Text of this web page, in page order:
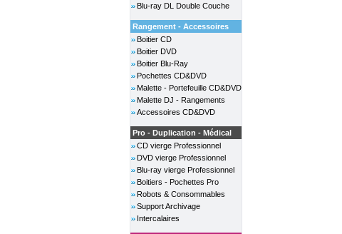
Blu-ray DL Double Couche
Rangement - Accessoires
Boitier CD
Boitier DVD
Boitier Blu-Ray
Pochettes CD&DVD
Malette - Portefeuille CD&DVD
Malette DJ - Rangements
Accessoires CD&DVD
Pro - Duplication - Médical
CD vierge Professionnel
DVD vierge Professionnel
Blu-ray vierge Professionnel
Boitiers - Pochettes Pro
Robots & Consommables
Support Archivage
Intercalaires